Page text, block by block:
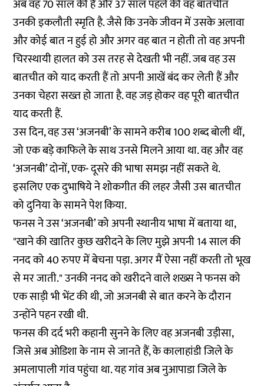
अब वह 70 साल की हैं और 37 साल पहले की वह बातचीत
उनकी इकलौती स्मृति है. जैसे कि उनके जीवन में उसके अलावा
और कोई बात न हुई हो और अगर वह बात न होती तो वह अपनी
चिरस्थायी हालत को उस तरह से देखती भी नहीं. जब वह उस
बातचीत को याद करती हैं तो अपनी आखें बंद कर लेती हैं और
उनका चेहरा सख्त हो जाता है. वह जड़ होकर वह पूरी बातचीत
याद करती हैं.
उस दिन, वह उस ‘अजनबी’ के सामने करीब 100 शब्द बोली थीं,
जो एक बड़े काफिले के साथ उनसे मिलने आया था. वह और वह
‘अजनबी’ दोनों, एक- दूसरे की भाषा समझ नहीं सकते थे.
इसलिए एक दुभाषिये ने शोकगीत की लहर जैसी उस बातचीत
को दुनिया के सामने पेश किया.
फनस ने उस ‘अजनबी’ को अपनी स्थानीय भाषा में बताया था,
"खाने की खातिर कुछ खरीदने के लिए मुझे अपनी 14 साल की
ननद को 40 रुपए में बेचना पड़ा. अगर मैं ऐसा नहीं करती तो भूख
से मर जाती." उनकी ननद को खरीदने वाले शख्स ने फनस को
एक साड़ी भी भेंट की थी, जो अजनबी से बात करने के दौरान
उन्होंने पहन रखी थी.
फनस की दर्द भरी कहानी सुनने के लिए वह अजनबी उड़ीसा,
जिसे अब ओडिशा के नाम से जानते हैं, के कालाहांडी जिले के
अमलापाली गांव पहुंचा था. यह गांव अब नुआपाडा जिले के